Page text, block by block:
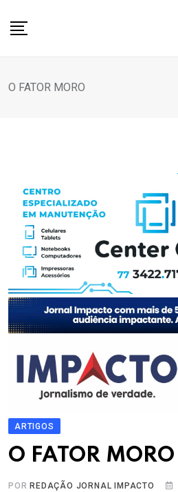
O FATOR MORO
ARTIGOS
O FATOR MORO
POR REDAÇÃO JORNAL IMPACTO